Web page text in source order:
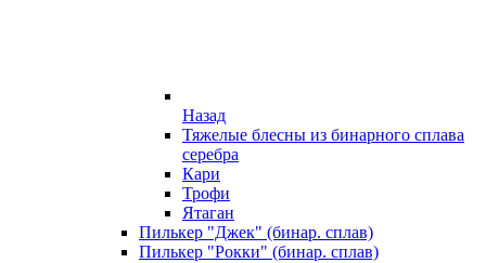
Назад
Тяжелые блесны из бинарного сплава
серебра
Кари
Трофи
Ятаган
Пилькер "Джек" (бинар. сплав)
Пилькер "Рокки" (бинар. сплав)